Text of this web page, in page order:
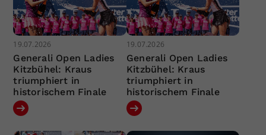
19.07.2026
Generali Open Ladies
Kitzbühel: Kraus
triumphiert in
historischem Finale
19.07.2026
Generali Open Ladies
Kitzbühel: Kraus
triumphiert in
historischem Finale